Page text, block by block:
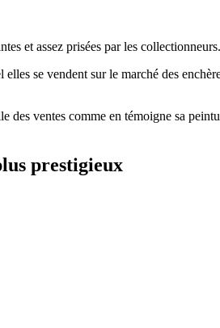
et assez prisées par les collectionneurs.
se vendent sur le marché des
des ventes comme en témoigne sa
prestigieux